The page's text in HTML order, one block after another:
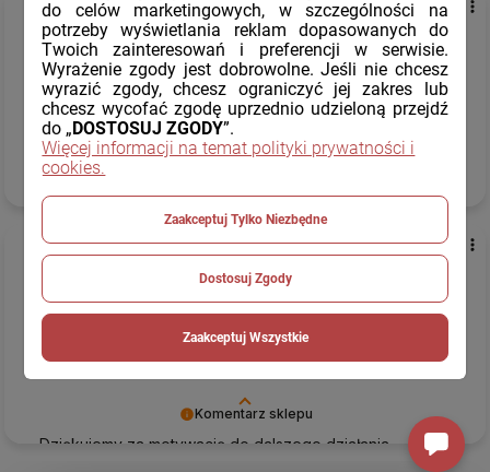
Dziękujemy za docenienie naszej pracy.
Alicja Delug... Opinia z QR/NFC
5
Bardzo sprawny kontakt zobsługą. Zamówiony towar dotarł
ekspresowo. Jestem pod wrażeniemjakości i ilości
produktów.
wczoraj
Komentarz sklepu
Dziękujemy za motywację do dalszego działania.
Dorota zweryfikowano
5
Obsługa
Świetnie! Znam ich produkty i mam pewność że są bardzo
. Sklep godny zaufania.
wczoraj
do celów marketingowych, w szczególności na
potrzeby wyświetlania reklam dopasowanych do
Twoich zainteresowań i preferencji w serwisie.
Wyrażenie zgody jest dobrowolne. Jeśli nie chcesz
wyrazić zgody, chcesz ograniczyć jej zakres lub
chcesz wycofać zgodę uprzednio udzieloną przejdź
do „ DOSTOSUJ ZGODY”.
Więcej informacji na temat polityki prywatności i
cookies.
Zaakceptuj Tylko Niezbędne
Dostosuj Zgody
Zaakceptuj Wszystkie